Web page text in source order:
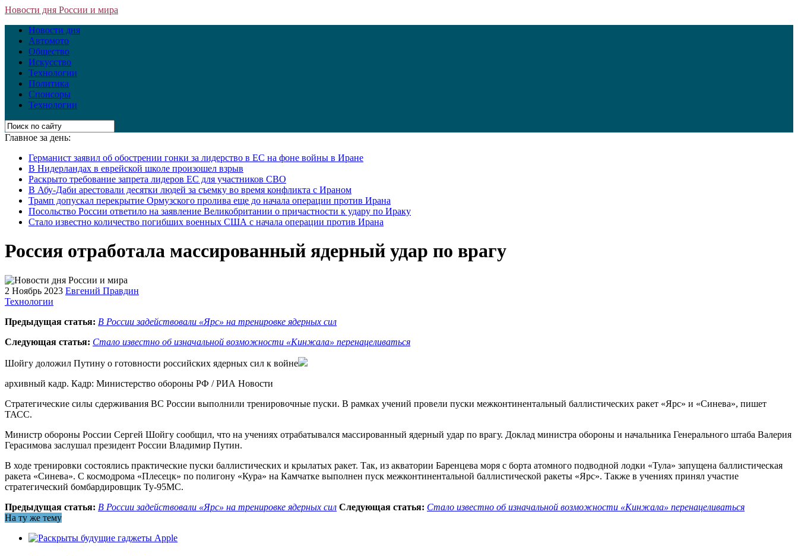
Новости дня России и мира
Новости дня
Автомото
Общество
Искусство
Технологии
Политика
Спонсоры
Технологии
Главное за день:
Германист заявил об обострении гонки за лидерство в ЕС на фоне войны в Иране
В Нидерландах в еврейской школе произошел взрыв
Раскрыто требование запрета лидеров ЕС для участников СВО
В Абу-Даби арестовали десятки людей за съемку во время конфликта с Ираном
Трамп допускал перекрытие Ормузского пролива еще до начала операции против Ирана
Посольство России ответило на заявление Великобритании о причастности к удару по Ираку
Стало известно количество погибших военных США с начала операции против Ирана
Россия отработала массированный ядерный удар по врагу
2 Ноябрь 2023 Евгений Правдин
Технологии
Предыдущая статья: В России задействовали «Ярс» на тренировке ядерных сил
Следующая статья: Стало известно об изначальной возможности «Кинжала» перенацеливаться
Шойгу доложил Путину о готовности российских ядерных сил к войне
архивный кадр. Кадр: Министерство обороны РФ / РИА Новости
Стратегические силы сдерживания ВС России выполнили тренировочные пуски. В рамках учений провели пуски межконтинентальный баллистических ракет «Ярс» и «Синева», пишет
ТАСС.
Министр обороны России Сергей Шойгу сообщил, что на учениях отрабатывался массированный ядерный удар по врагу. Доклад министра обороны и начальника Генерального штаба Валерия
Герасимова заслушал президент России Владимир Путин.
В ходе тренировки состоялись практические пуски баллистических и крылатых ракет. Так, из акватории Баренцева моря с борта атомного подводной лодки «Тула» запущена баллистическая
ракета «Синева». С космодрома «Плесецк» по полигону «Кура» на Камчатке выполнен пуск межконтинентальной баллистической ракеты «Ярс». Также в учениях принял участие
стратегический бомбардировщик Ту-95МС.
Предыдущая статья: В России задействовали «Ярс» на тренировке ядерных сил Следующая статья: Стало известно об изначальной возможности «Кинжала» перенацеливаться
На ту же тему